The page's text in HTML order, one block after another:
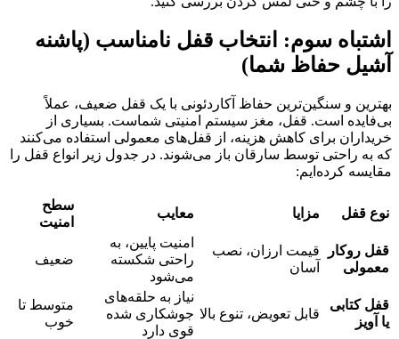
اشتباه سوم: انتخاب قفل نامناسب (پاشنه
آشیل حفاظ شما)
بهترین و سنگین‌ترین حفاظ آکاردئونی با یک قفل ضعیف، عملاً
بی‌فایده است. قفل، مغز سیستم امنیتی شماست. بسیاری از
خریداران برای کاهش هزینه، از قفل‌های معمولی استفاده می‌کنند
که به راحتی توسط سارقان باز می‌شوند. در جدول زیر انواع قفل را
مقایسه کرده‌ایم:
نوع قفل مزایا معایب
سطح
امنیت
قفل روکار
معمولی
قیمت ارزان، نصب
آسان
امنیت پایین، به
راحتی شکسته
می‌شود
ضعیف
قفل کتابی
یا آویز
قابل تعویض، تنوع بالا
نیاز به حلقه‌های
جوشکاری شده
قوی دارد
متوسط تا
خوب